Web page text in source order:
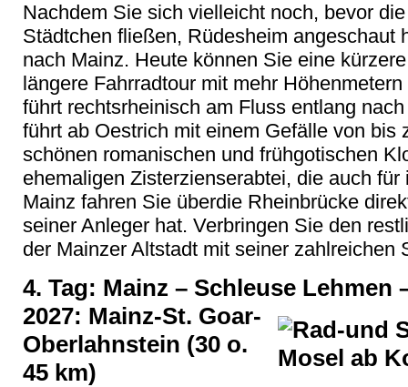
Nachdem Sie sich vielleicht noch, bevor
Städtchen fließen, Rüdesheim angeschaut
nach Mainz. Heute können Sie eine
längere Fahrradtour mit mehr
führt rechtsrheinisch am Fluss entlang
führt ab Oestrich mit einem Gefälle von bis
schönen romanischen und frühgotischen
ehemaligen Zisterzienserabtei, die auch
Mainz fahren Sie überdie Rheinbrücke
seiner Anleger hat. Verbringen Sie den
der Mainzer Altstadt mit seiner zahlreichen
4. Tag: Mainz – Schleuse Lehmen
2027: Mainz-St. Goar-
Oberlahnstein (30 o.
45 km)